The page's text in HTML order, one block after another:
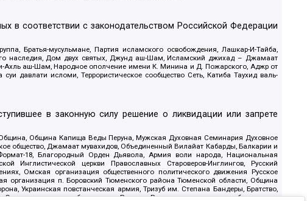
в соответствии с законодательством Российской Федерации
Братья-мусульмане, Партия исламского освобождения, Лашкар-И-Тайба,
наследия, Дом двух святых, Джунд аш-Шам, Исламский джихад – Джамаат
Ахль аш-Шам, Народное ополчение имени К. Минина и Д. Пожарского, Аджр от
давлати исломи, Террористическое сообщество Сеть, Катиба Таухид валь-
в законную силу решение о ликвидации или запрете
Община Капища Веды Перуна, Мужская Духовная Семинария Духовное
общество, Джамаат мувахидов, Объединенный Вилайат Кабарды, Балкарии и
18, Благородный Орден Дьявола, Армия воли народа, Национальная
Инглистической церкви Православных Староверов-Инглингов, Русский
Омская организация общественного политического движения Русское
организация п. Боровский Тюменского района Тюменской области, Община
Украинская повстанческая армия, Тризуб им. Степана Бандеры, Братство,
объединение Русские, Русское национальное объединение